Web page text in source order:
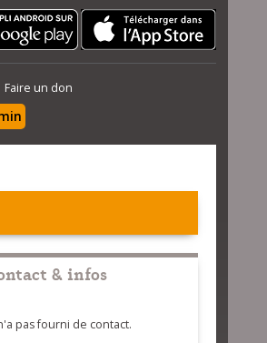
Faire un don
& infos
pas fourni de contact.